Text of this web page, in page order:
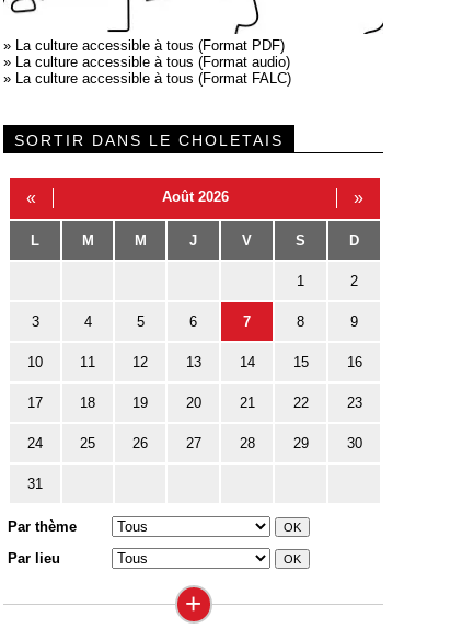
» La culture accessible à tous (Format PDF)
» La culture accessible à tous (Format audio)
» La culture accessible à tous (Format FALC)
SORTIR DANS LE CHOLETAIS
« Août 2026 »
L M M J V S D
1 2
3 4 5 6 7 8 9
10 11 12 13 14 15 16
17 18 19 20 21 22 23
24 25 26 27 28 29 30
31
Par thème
Par lieu
+